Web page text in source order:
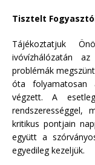
Tisztelt
Tájékoztatjuk
ivóvízhálózatán
problémák
óta folyamatosan
végzett. A
kritikus pontjain
együtt a
egyedileg kezeljük.